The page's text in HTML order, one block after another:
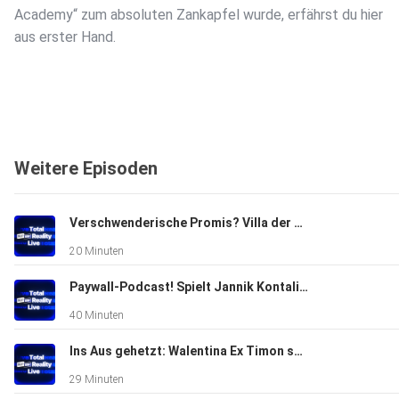
Academy“ zum absoluten Zankapfel wurde, erfährst du hier
aus erster Hand.
#DésiréeNick #JochenSchropp #RealityTVAcademy
Weitere Episoden
Verschwenderische Promis? Villa der Versuchung 2026 Cast geranked!
20 Minuten
Paywall-Podcast! Spielt Jannik Kontalis mit "Outing" fahrlässig herum?
40 Minuten
Ins Aus gehetzt: Walentina Ex Timon schießt übers Ziel hinas!
29 Minuten